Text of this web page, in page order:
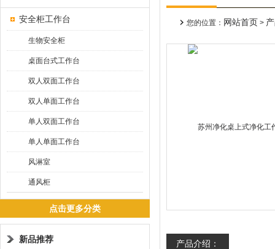
安全柜工作台
生物安全柜
桌面台式工作台
双人双面工作台
双人单面工作台
单人双面工作台
单人单面工作台
风淋室
通风柜
点击更多分类
新品推荐
您的位置： 网站首页 >
产品介绍：